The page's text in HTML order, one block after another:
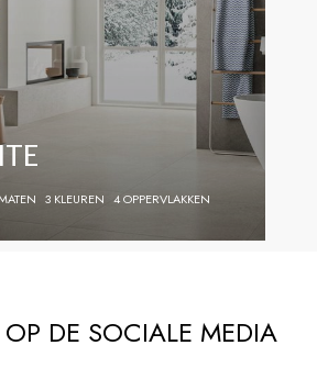
3 KLEUREN 4 OPPERVLAKKEN
DE SOCIALE MEDIA